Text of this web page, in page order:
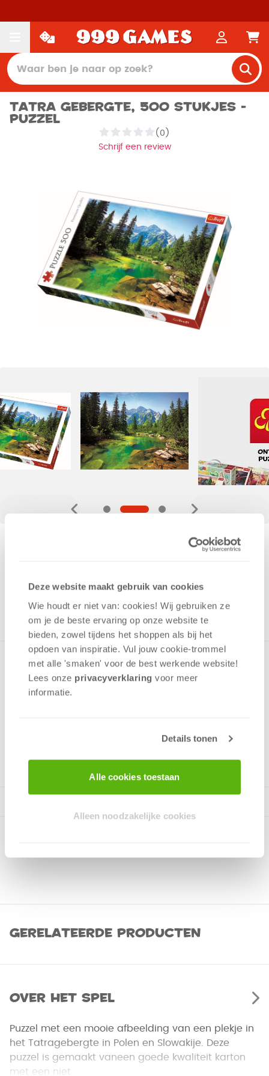
Deze website maakt gebruik van cookies
Wie houdt er niet van: cookies! Wij gebruiken ze
om je de beste ervaring op onze website te
bieden, zowel tijdens het shoppen als bij het
opdoen van inspiratie. Vul jouw cookie-trommel
met alle 'smaken' voor de best werkende website​!
Lees onze privacyverklaring voor meer
informatie.
Details tonen
Alle cookies toestaan
Alleen noodzakelijke cookies
Tatra Gebergte, 500 stukjes -
Puzzel
(0)
Schrijf een review
ONTVANG 70 OVERWINNINGSPUNTEN
Puzzel met een mooie afbeelding van een plekje in het
Tatragebergte in Polen en Slowakije. Deze puzzel is gemaakt
vaneen goede kwaliteit karton met een niet reflecterende
Gerelateerde producten
Over het spel
Puzzel met een mooie afbeelding van een plekje in
het Tatragebergte in Polen en Slowakije. Deze
puzzel is gemaakt vaneen goede kwaliteit karton
met een niet